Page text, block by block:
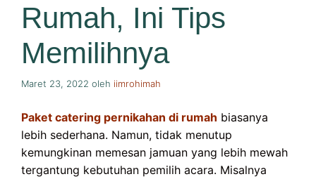
Rumah, Ini Tips
Memilihnya
Maret 23, 2022 oleh iimrohimah
Paket catering pernikahan di rumah biasanya
lebih sederhana. Namun, tidak menutup
kemungkinan memesan jamuan yang lebih mewah
tergantung kebutuhan pemilih acara. Misalnya